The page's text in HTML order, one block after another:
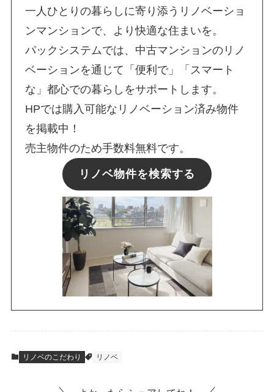
一人ひとりの暮らしに寄り添うリノベーショ
ンマンションで、より快適な住まいを。
パックシステムでは、中古マンションのリノ
ベーションを通じて「便利で」「スマート
な」都心での暮らしをサポートします。
HPでは購入可能なリノベーション済み物件
を掲載中！
売主物件のため手数料無料です。
リノベ物件を検索する
リノベのこだわり リノベ